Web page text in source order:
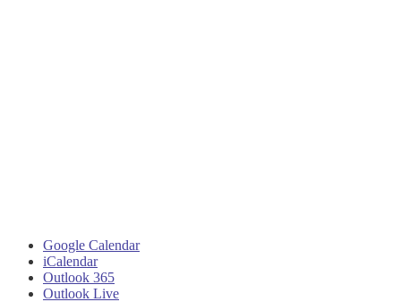
Google Calendar
iCalendar
Outlook 365
Outlook Live